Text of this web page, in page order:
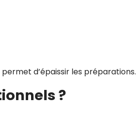
d’épaissir les préparations.
?